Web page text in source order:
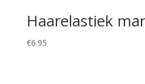
Haarelastiek
€6.95